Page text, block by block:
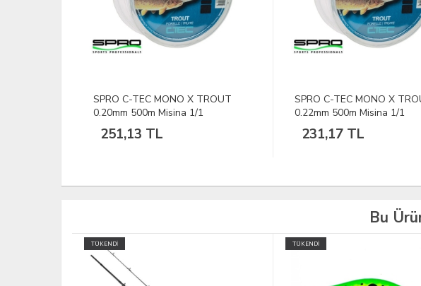
SPRO C-TEC MONO X TROUT
0.22mm 500m Misina 1/1
231,17 TL
DFT BOJIN Uv Coated Mono
Lıne 0.33 mm 270 m
169,44 TL
Bu
TÜKENDİ TÜKENDİ